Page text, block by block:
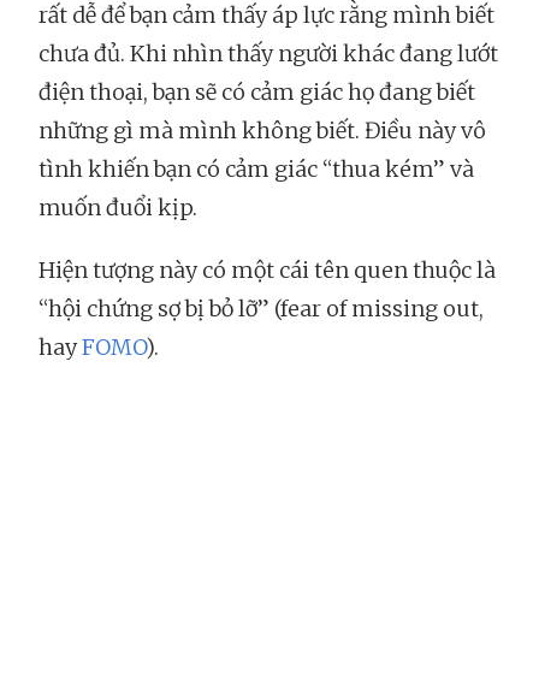
rất dễ để bạn cảm thấy áp lực rằng mình biết
chưa đủ. Khi nhìn thấy người khác đang lướt
điện thoại, bạn sẽ có cảm giác họ đang biết
những gì mà mình không biết. Điều này vô
tình khiến bạn có cảm giác “thua kém” và
muốn đuổi kịp.
Hiện tượng này có một cái tên quen thuộc là
“hội chứng sợ bị bỏ lỡ” (fear of missing out,
hayFOMO).